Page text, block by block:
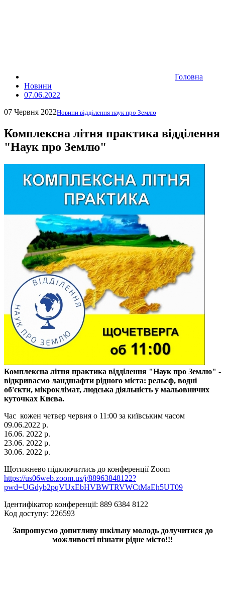
Головна
Новини
07.06.2022
07 Червня 2022Новини відділення наук про Землю
Комплексна літня практика відділення
"Наук про Землю"
Комплексна літня практика відділення "Наук про Землю" -
відкриваємо ландшафти рідного міста: рельєф, водні
об'єкти, мікроклімат, людська діяльність у мальовничих
куточках Києва.
Час кожен четвер червня о 11:00 за київським часом
09.06.2022 р.
16.06. 2022 р.
23.06. 2022 р.
30.06. 2022 р.
Щотижнево підключитись до конференції Zoom
https://us06web.zoom.us/j/88963848122?
pwd=UGdyb2pqVUxEbHVBWTRVWCtMaEh5UT09
Ідентифікатор конференції: 889 6384 8122
Код доступу: 226593
Запрошуємо допитливу шкільну молодь долучитися до
можливості пізнати рідне місто!!!